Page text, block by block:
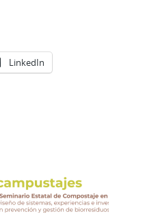
LinkedIn